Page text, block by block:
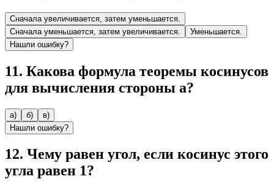
Сначала увеличивается, затем уменьшается.
Сначала уменьшается, затем увеличивается.
Уменьшается.
Нашли ошибку?
11. Какова формула теоремы косинусов
для вычисления стороны a?
а) б)
в)
Нашли ошибку?
12. Чему равен угол, если косинус этого
угла равен 1?